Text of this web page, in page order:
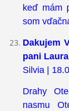
keď mám
som
Dakujem
pani Laura
Silvia |
Drahy
nasmu